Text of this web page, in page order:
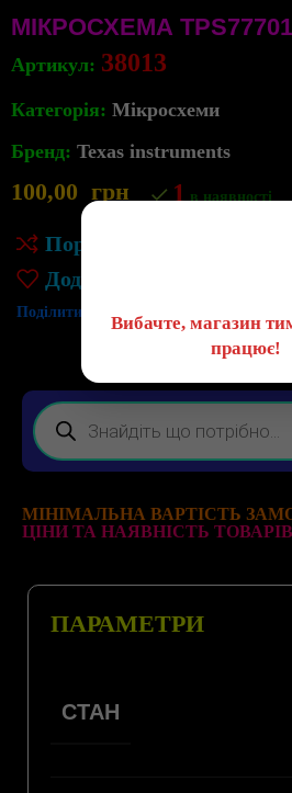
МІКРОСХЕМА TPS77701
Артикул: 38013
Категорія: Мікросхеми
Бренд:Texas instruments
100,00 грн 1 в наявності
Порівняння
Додати до списку бажань
Поділитись:
МІНІМАЛЬНА ВАРТІСТЬ
ЦІНИ ТА НАЯВНІСТЬ
ПАРАМЕТРИ
СТАН
Вибачте, магазин
працює!